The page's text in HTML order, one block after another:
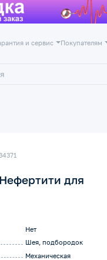
и сервис Покупателям
для
Нет
Шея, подбородок
Механическая